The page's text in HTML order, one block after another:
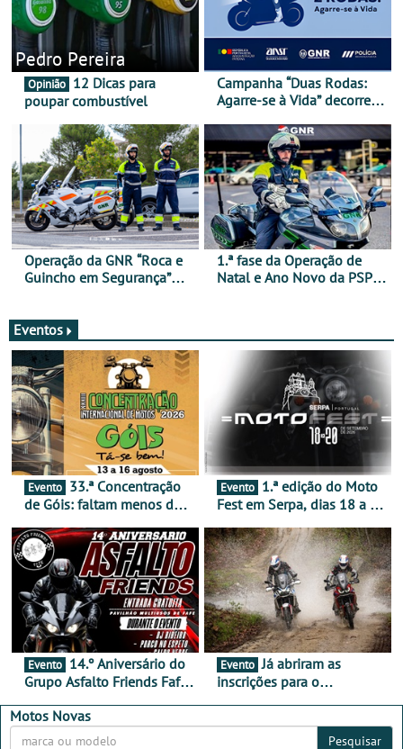
Pedro Pereira
Opinião
poupar combustível
Campanha “Duas Rodas:
Agarre-se à Vida” decorre
Operação da GNR “Roca e
Guincho em Segurança”
1.ª fase da Operação de
Natal e Ano Novo da PSP e
Eventos
Evento
de Góis: faltam menos de
16 de agosto
Evento
Fest em Serpa, dias 18 a 20
duas rodas invade o Baixo
Alentejo
Evento
Grupo Asfalto Friends Fafe,
2026
Evento Já abriram as
inscrições para o
Motos Novas
Pesquisar